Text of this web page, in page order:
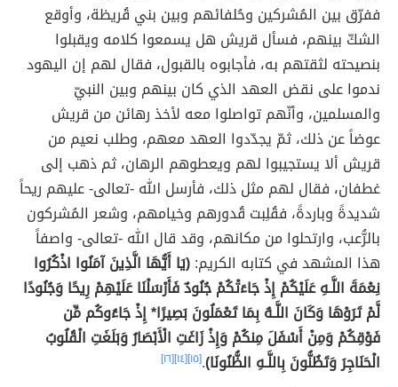
ففرّق بين المُشركين وحُلفائهم وبين بني قُريظة، وأوقع
الشكّ بينهم، فسأل قريش هل يسمعوا كلامه ويقبلوا
بنصيحته لثقتهم به، فأجابوه بالقبول، فقال لهم إن اليهود
ندموا على نقض العهد الذي كان بينهم وبين النبيّ
والمسلمين، وأنّهم تواصلوا معه لأخذ رهائن من قريش
عوضاً عن ذلك، ثمّ يجدّدوا العهد معهم، وطلب نعيم من
قريش ألا يستجيبوا لهم ويعطوهم الرهان، ثم ذهب إلى
غطفان، فقال لهم مثل ذلك، فأرسل الله -تعالى- عليهم ريحاً
شديدةً وباردةً، فقُلِبت قُدورهم وخيامهم، وشعر المُشركون
بالرُّعب، وارتحلوا من مكانهم، وقد قال الله -تعالى- واصفاً
هذا المشهد في كتابه الكريم:(يَا أَيُّهَا الَّذِينَ آمَنُوا اذْكُرُوا
نِعْمَةَ اللَّـهِ عَلَيْكُمْ إِذْ جَاءَتْكُمْ جُنُودٌ فَأَرْسَلْنَا عَلَيْهِمْ رِيحًا وَجُنُودًا
لَّمْ تَرَوْهَا وَكَانَ اللَّـهُ بِمَا تَعْمَلُونَ بَصِيرًا* إِذْ جَاءُوكُم مِّن
فَوْقِكُمْ وَمِنْ أَسْفَلَ مِنكُمْ وَإِذْ زَاغَتِ الْأَبْصَارُ وَبَلَغَتِ الْقُلُوبُ
الْحَنَاجِرَ وَتَظُنُّونَ بِاللَّـهِ الظُّنُونَا).[١٥] [١٤] [١٦]